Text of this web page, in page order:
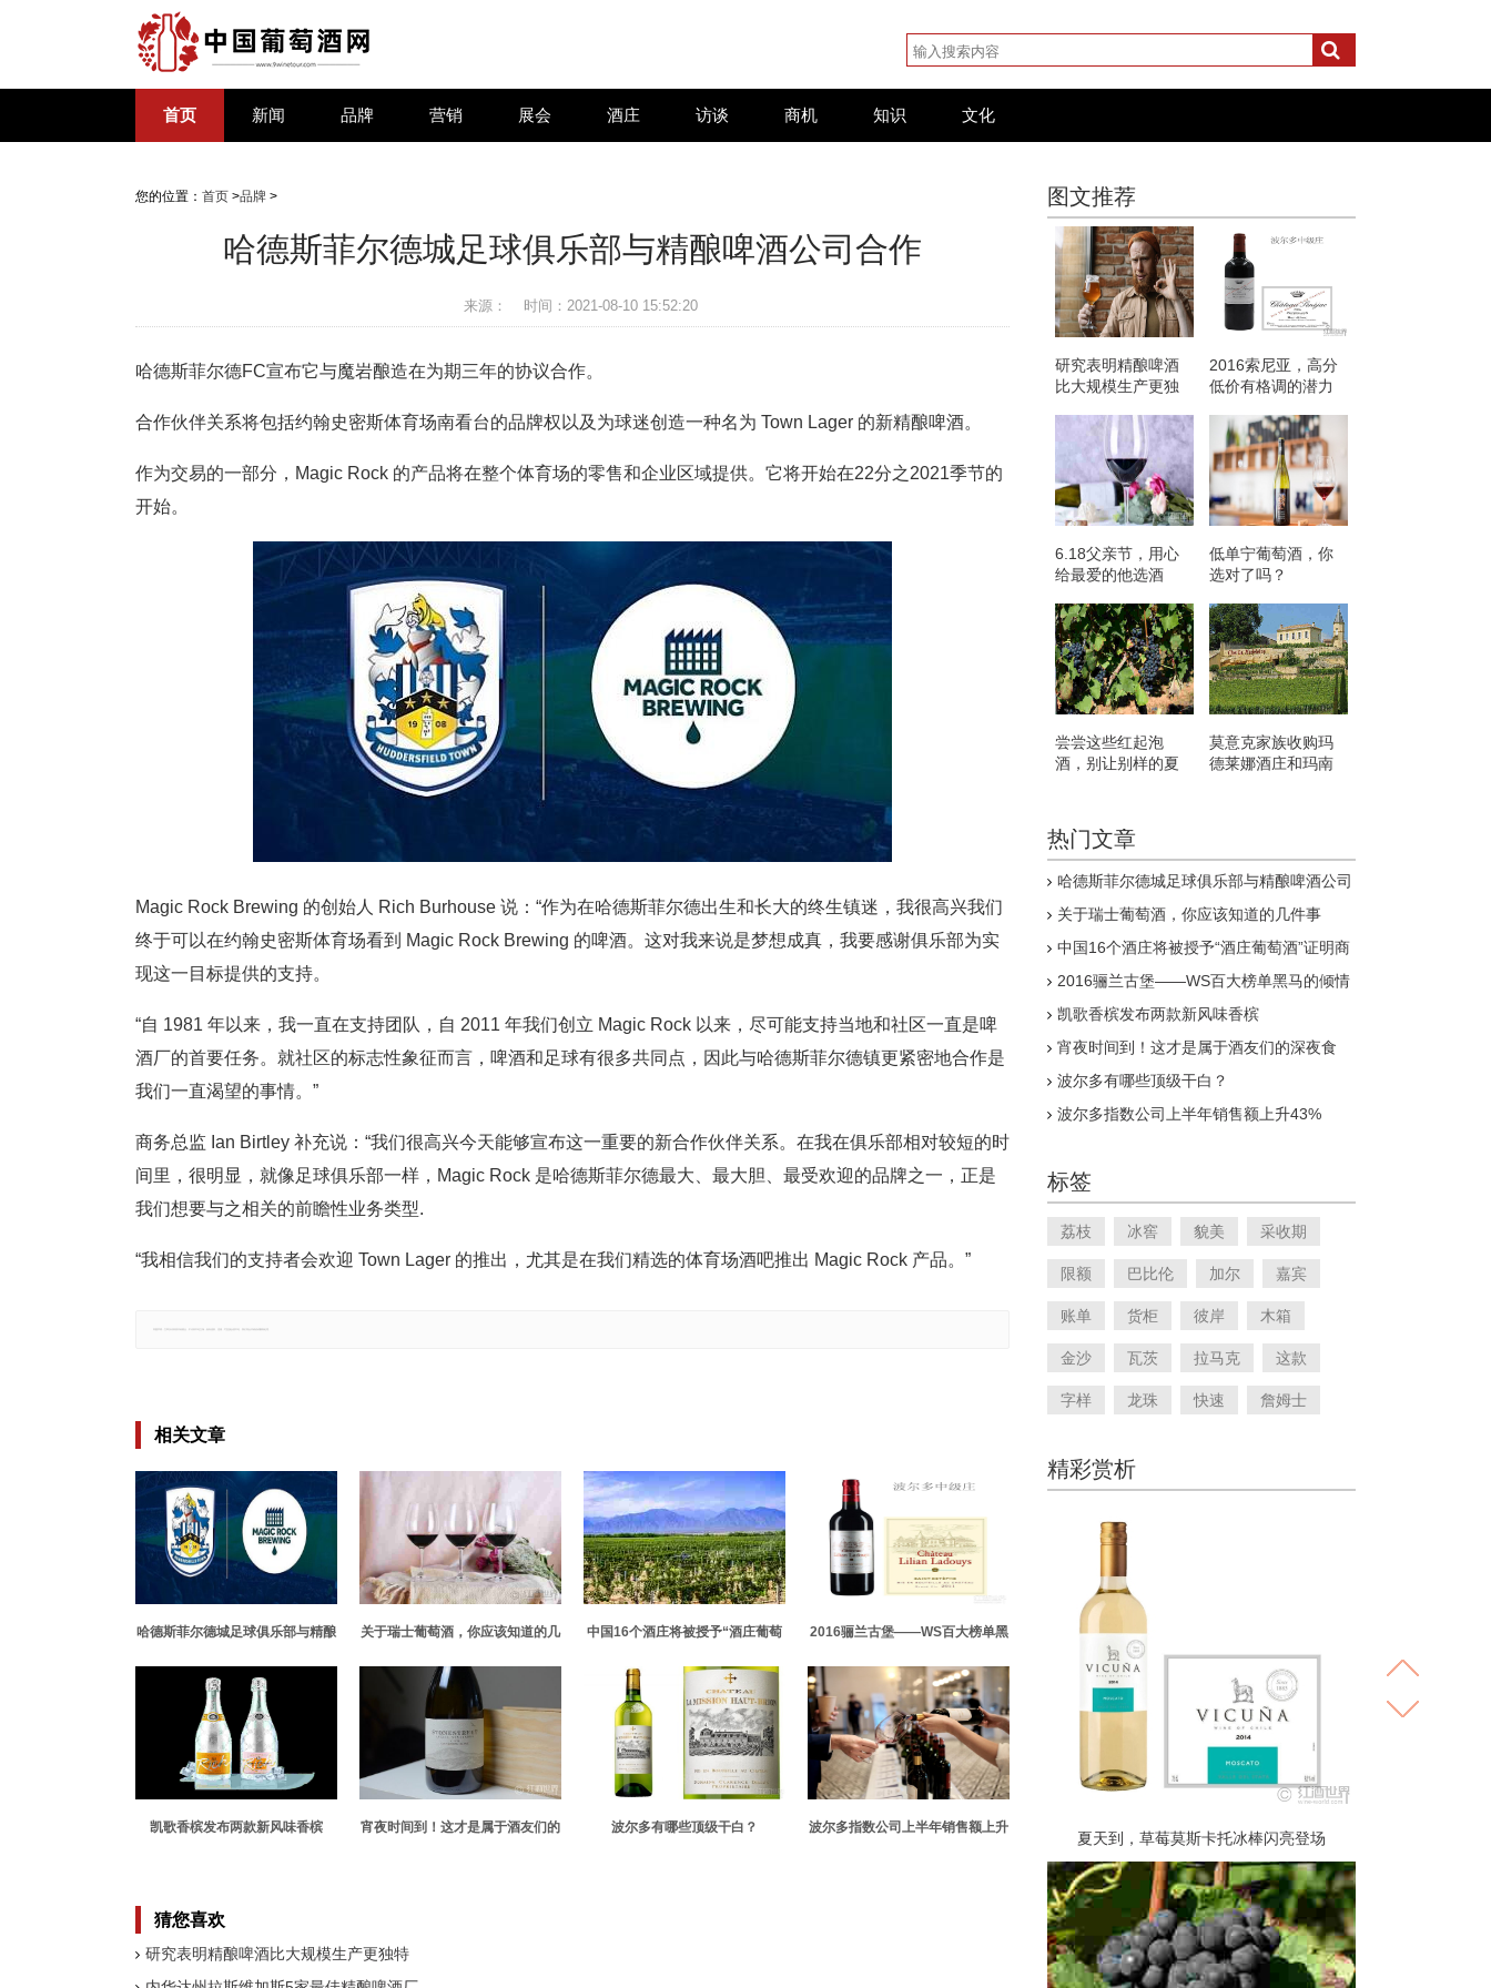
首页 新闻 品牌 营销 展会 酒庄 访谈 商机 知识 文化
您的位置： 首页 >品牌 >
哈德斯菲尔德城足球俱乐部与精酿啤酒公司合作
来源： 时间：2021-08-10 15:52:20
哈德斯菲尔德FC宣布它与魔岩酿造在为期三年的协议合作。
合作伙伴关系将包括约翰史密斯体育场南看台的品牌权以及为球迷创造一种名为 Town Lager 的新精酿啤酒。
作为交易的一部分，Magic Rock 的产品将在整个体育场的零售和企业区域提供。它将开始在22分之2021季节的
开始。
Magic Rock Brewing 的创始人 Rich Burhouse 说：“作为在哈德斯菲尔德出生和长大的终生镇迷，我很高兴我们
终于可以在约翰史密斯体育场看到 Magic Rock Brewing 的啤酒。这对我来说是梦想成真，我要感谢俱乐部为实
现这一目标提供的支持。
“自 1981 年以来，我一直在支持团队，自 2011 年我们创立 Magic Rock 以来，尽可能支持当地和社区一直是啤
酒厂的首要任务。就社区的标志性象征而言，啤酒和足球有很多共同点，因此与哈德斯菲尔德镇更紧密地合作是
我们一直渴望的事情。”
商务总监 Ian Birtley 补充说：“我们很高兴今天能够宣布这一重要的新合作伙伴关系。在我在俱乐部相对较短的时
间里，很明显，就像足球俱乐部一样，Magic Rock 是哈德斯菲尔德最大、最大胆、最受欢迎的品牌之一，正是
我们想要与之相关的前瞻性业务类型.
“我相信我们的支持者会欢迎 Town Lager 的推出，尤其是在我们精选的体育场酒吧推出 Magic Rock 产品。”
相关文章
哈德斯菲尔德城足球俱乐部与精酿
关于瑞士葡萄酒，你应该知道的几
中国16个酒庄将被授予“酒庄葡萄
2016骊兰古堡——WS百大榜单黑
凯歌香槟发布两款新风味香槟
宵夜时间到！这才是属于酒友们的
波尔多有哪些顶级干白？
波尔多指数公司上半年销售额上升
猜您喜欢
研究表明精酿啤酒比大规模生产更独特
图文推荐
研究表明精酿啤酒
比大规模生产更独
2016索尼亚，高分
低价有格调的潜力
6.18父亲节，用心
给最爱的他选酒
低单宁葡萄酒，你
选对了吗？
尝尝这些红起泡
酒，别让别样的夏
莫意克家族收购玛
德莱娜酒庄和玛南
热门文章
哈德斯菲尔德城足球俱乐部与精酿啤酒公司
关于瑞士葡萄酒，你应该知道的几件事
中国16个酒庄将被授予“酒庄葡萄酒”证明商
2016骊兰古堡——WS百大榜单黑马的倾情
凯歌香槟发布两款新风味香槟
宵夜时间到！这才是属于酒友们的深夜食
波尔多有哪些顶级干白？
波尔多指数公司上半年销售额上升43%
标签
荔枝 冰窖 貌美 采收期
限额 巴比伦 加尔 嘉宾
账单 货柜 彼岸 木箱
金沙 瓦茨 拉马克 这款
字样 龙珠 快速 詹姆士
精彩赏析
夏天到，草莓莫斯卡托冰棒闪亮登场